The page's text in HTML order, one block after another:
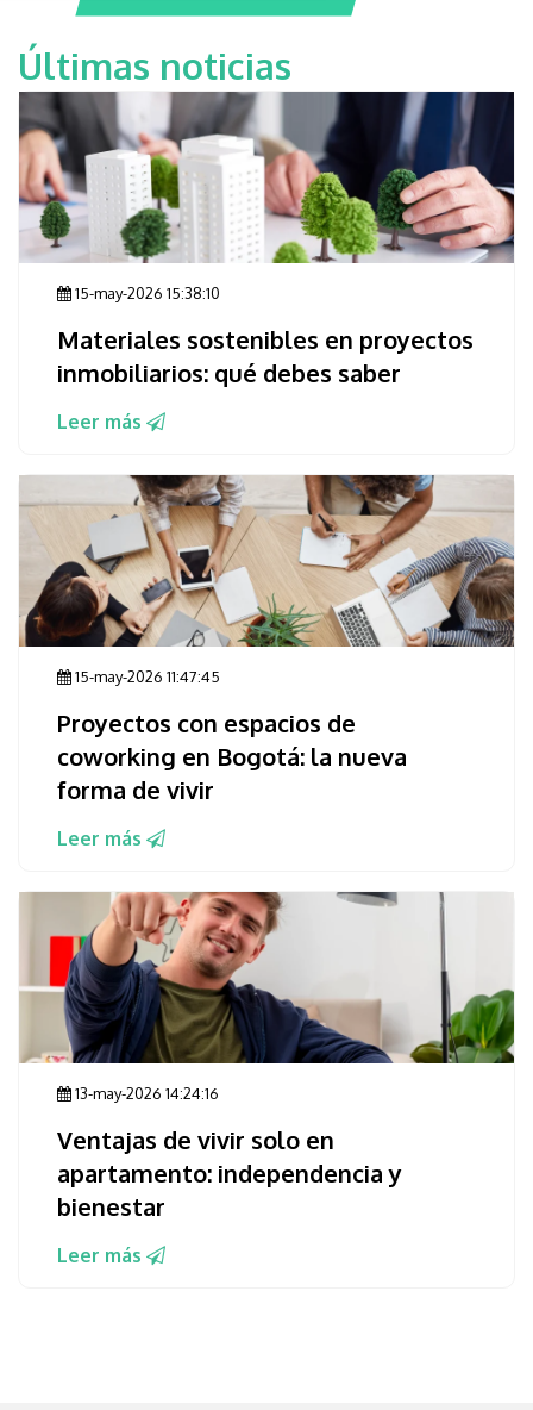
Últimas noticias
15-may-2026 15:38:10
Materiales sostenibles en proyectos
inmobiliarios: qué debes saber
Leer más
15-may-2026 11:47:45
Proyectos con espacios de
coworking en Bogotá: la nueva
forma de vivir
Leer más
13-may-2026 14:24:16
Ventajas de vivir solo en
apartamento: independencia y
bienestar
Leer más